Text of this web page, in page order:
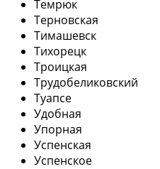
Темрюк
Терновская
Тимашевск
Тихорецк
Троицкая
Трудобеликовский
Туапсе
Удобная
Упорная
Успенская
Успенское